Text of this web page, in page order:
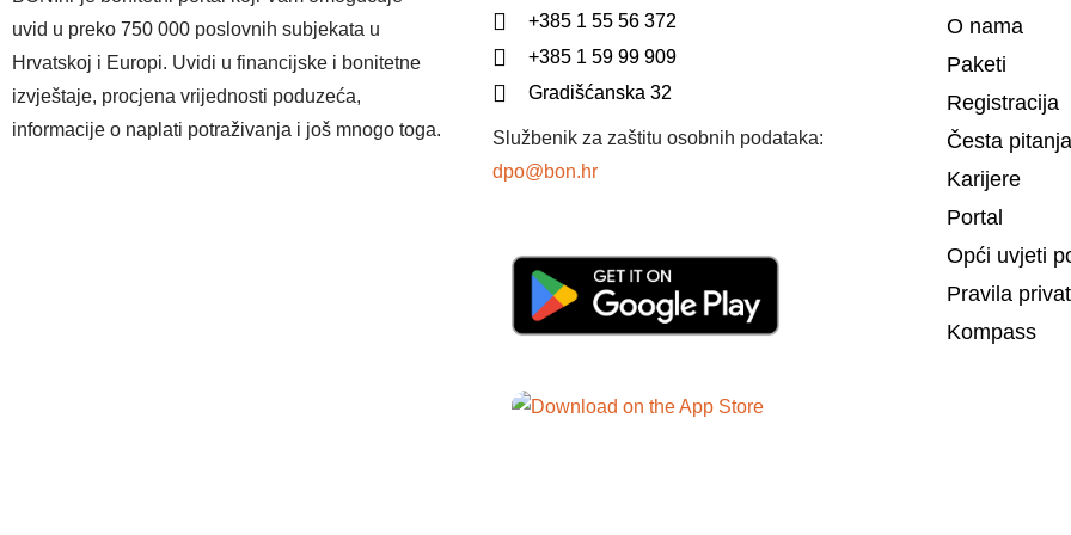
uvid u preko 750 000 poslovnih subjekata u
Hrvatskoj i Europi. Uvidi u financijske i bonitetne
izvještaje, procjena vrijednosti poduzeća,
informacije o naplati potraživanja i još mnogo toga.
+385 1 55 56 372
+385 1 59 99 909
Gradišćanska 32
Službenik za zaštitu osobnih podataka:
dpo@bon.hr
O nama
Paketi
Registracija
Česta pitanja
Karijere
Portal
Opći uvjeti
Pravila
Kompass